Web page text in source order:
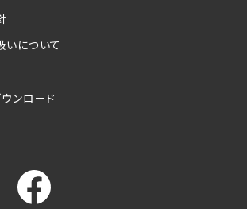
について
ンロード